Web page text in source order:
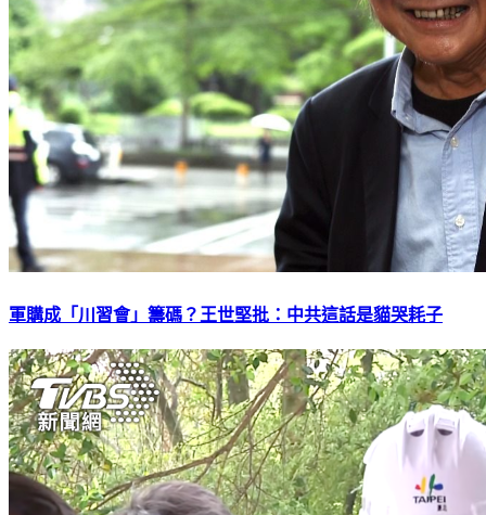
軍購成「川習會」籌碼？王世堅批：中共這話是貓哭耗子